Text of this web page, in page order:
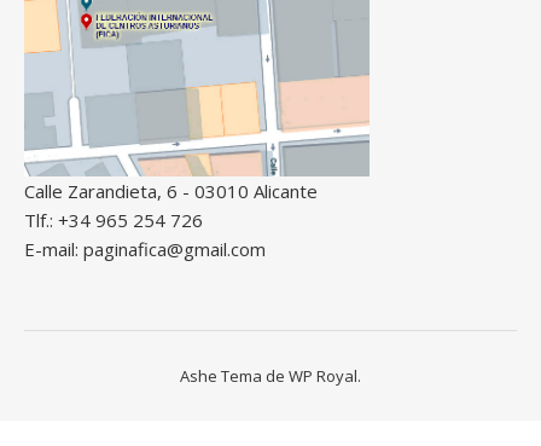
Calle Zarandieta, 6 - 03010 Alicante
Tlf.: +34 965 254 726
E-mail: paginafica@gmail.com
Ashe Tema de WP Royal.